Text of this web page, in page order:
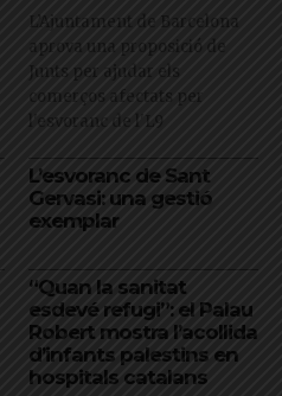
L’Ajuntament de Barcelona
aprova una proposició de
Junts per ajudar els
comerços afectats per
l'esvoranc de l'L9
L’esvoranc de Sant
Gervasi: una gestió
exemplar
“Quan la sanitat
esdevé refugi”: el Palau
Robert mostra l’acollida
d’infants palestins en
hospitals catalans